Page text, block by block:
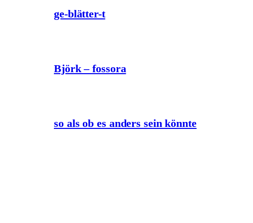
ge-blätter-t
Björk – fossora
so als ob es anders sein könnte